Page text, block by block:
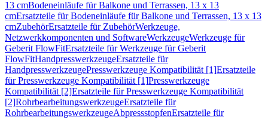
13 cmBodeneinläufe für Balkone und Terrassen, 13 x 13
cmErsatzteile für Bodeneinläufe für Balkone und Terrassen, 13 x 13
cmZubehörErsatzteile für ZubehörWerkzeuge,
Netzwerkkomponenten und SoftwareWerkzeugeWerkzeuge für
Geberit FlowFitErsatzteile für Werkzeuge für Geberit
FlowFitHandpresswerkzeugeErsatzteile für
HandpresswerkzeugePresswerkzeuge Kompatibilität [1]Ersatzteile
für Presswerkzeuge Kompatibilität [1]Presswerkzeuge
Kompatibilität [2]Ersatzteile für Presswerkzeuge Kompatibilität
[2]RohrbearbeitungswerkzeugeErsatzteile für
RohrbearbeitungswerkzeugeAbpressstopfenErsatzteile für